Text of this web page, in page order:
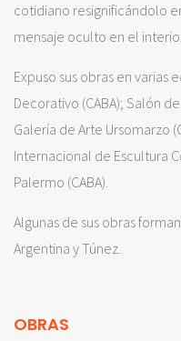
cotidiano resignificándolo
mensaje oculto en el
Expuso sus obras en varias
Decorativo (CABA); Salón
Galería de Arte Ursomarzo
Internacional de Escultura
Palermo (CABA).
Algunas de sus obras
Argentina y Túnez.
OBRAS